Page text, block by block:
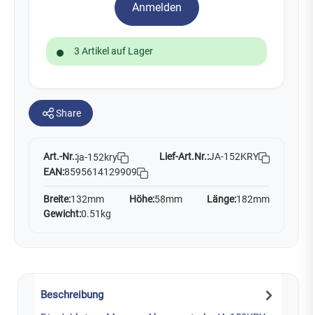
Anmelden
3 Artikel auf Lager
Share
Art.-Nr.:ja-152kry Lief-Art.Nr.:JA-152KRY
EAN:8595614129909
Breite:132mm Höhe:58mm Länge:182mm
Gewicht:0.51kg
Beschreibung